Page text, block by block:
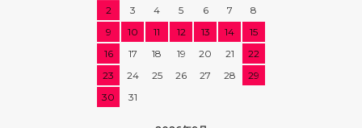
2
3 4 5 6 7
8
9
10 11 12 13 14
15
16
17 18 19 20 21
22
23
24 25 26 27 28
29
30
31